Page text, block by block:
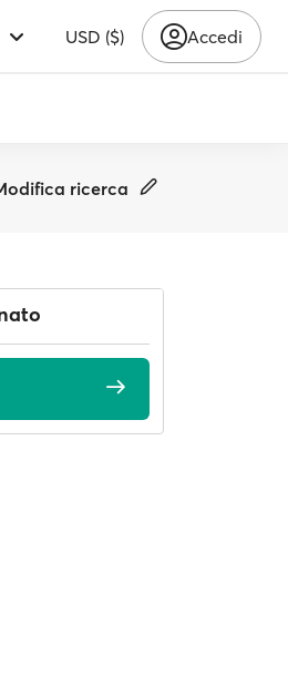
USD ($) Accedi
ricerca